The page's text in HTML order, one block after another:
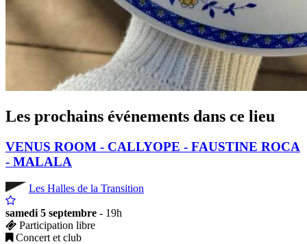
Les prochains événements dans ce lieu
VENUS ROOM - CALLYOPE - FAUSTINE ROCA
- MALALA
Les Halles de la Transition
samedi 5 septembre - 19h
Participation libre
Concert et club